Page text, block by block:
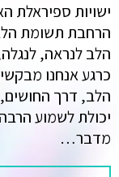
ישויות ספיראלת
הרחבת תשומת
הלב לנראה,
כרגע אנחנו
הלב, דרך
יכולת לשמוע
מדבר…